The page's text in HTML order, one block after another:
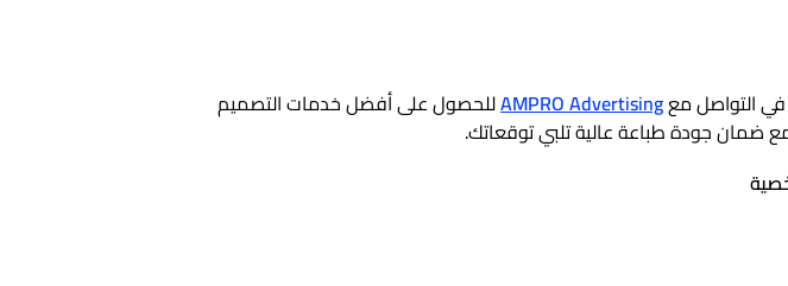
في التواصل معAMPRO Advertisingللحصول على أفضل خدمات التصميم
ضمان جودة طباعة عالية تلبي توقعاتك.